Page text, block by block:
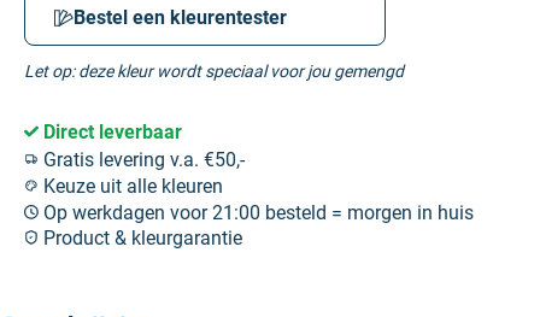
Bestel een kleurentester
Let op: deze kleur wordt speciaal voor jou gemengd
Direct leverbaar
Gratis levering v.a. €50,-
Keuze uit alle kleuren
Op werkdagen voor 21:00 besteld = morgen in huis
Product & kleurgarantie